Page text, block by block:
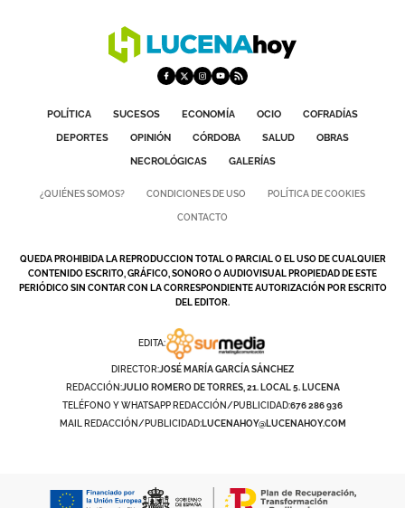
POLÍTICA SUCESOS ECONOMÍA OCIO
COFRADÍAS
DEPORTES
OPINIÓN CÓRDOBA SALUD
OBRAS
NECROLÓGICAS
GALERÍAS
¿QUIÉNES SOMOS? CONDICIONES DE USO POLÍTICA DE COOKIES
CONTACTO
QUEDA PROHIBIDA LA REPRODUCCION TOTAL O PARCIAL O EL USO DE CUALQUIER
CONTENIDO ESCRITO, GRÁFICO, SONORO O AUDIOVISUAL PROPIEDAD DE ESTE
PERIÓDICO SIN CONTAR CON LA CORRESPONDIENTE AUTORIZACIÓN POR ESCRITO
DEL EDITOR.
EDITA:
DIRECTOR:JOSÉ MARÍA GARCÍA SÁNCHEZ
REDACCIÓN:JULIO ROMERO DE TORRES, 21. LOCAL 5. LUCENA
TELÉFONO Y WHATSAPP REDACCIÓN/PUBLICIDAD:676 286 936
MAIL REDACCIÓN/PUBLICIDAD:LUCENAHOY@LUCENAHOY.COM